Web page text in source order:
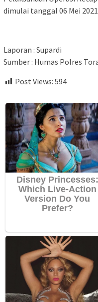
dimulai tanggal 06 Mei 2021
Laporan : Supardi
Sumber : Humas Polres
Post Views: 594